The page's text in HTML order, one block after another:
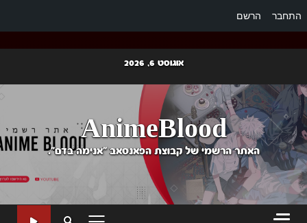
התחבר הרשם
content
אוגוסט 6, 2026
AnimeBlood
האתר הרשמי של קבוצת הפאנסאב "אנימה בדם".